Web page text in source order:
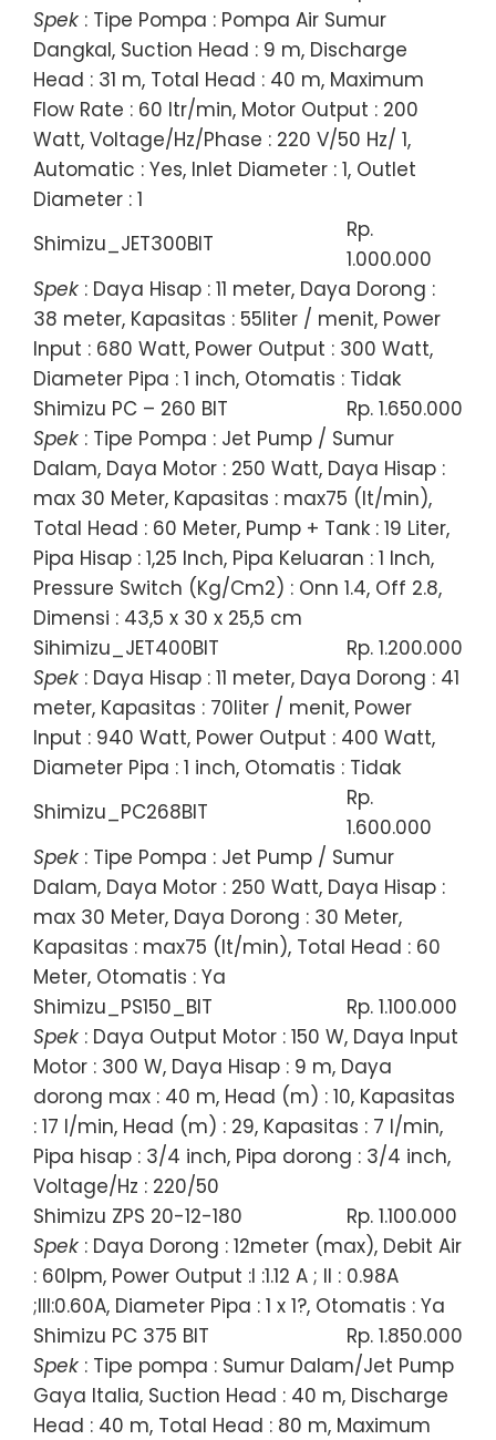
Spek : Tipe Pompa : Pompa Air Sumur
Dangkal, Suction Head : 9 m, Discharge
Head : 31 m, Total Head : 40 m, Maximum
Flow Rate : 60 ltr/min, Motor Output : 200
Watt, Voltage/Hz/Phase : 220 V/50 Hz/ 1,
Automatic : Yes, Inlet Diameter : 1, Outlet
Diameter : 1
Shimizu_JET300BIT
Rp.
1.000.000
Spek : Daya Hisap : 11 meter, Daya Dorong :
38 meter, Kapasitas : 55liter / menit, Power
Input : 680 Watt, Power Output : 300 Watt,
Diameter Pipa : 1 inch, Otomatis : Tidak
Shimizu PC – 260 BIT
Rp. 1.650.000
Spek : Tipe Pompa : Jet Pump / Sumur
Dalam, Daya Motor : 250 Watt, Daya Hisap :
max 30 Meter, Kapasitas : max75 (lt/min),
Total Head : 60 Meter, Pump + Tank : 19 Liter,
Pipa Hisap : 1,25 Inch, Pipa Keluaran : 1 Inch,
Pressure Switch (Kg/Cm2) : Onn 1.4, Off 2.8,
Dimensi : 43,5 x 30 x 25,5 cm
Sihimizu_JET400BIT
Rp. 1.200.000
Spek : Daya Hisap : 11 meter, Daya Dorong : 41
meter, Kapasitas : 70liter / menit, Power
Input : 940 Watt, Power Output : 400 Watt,
Diameter Pipa : 1 inch, Otomatis : Tidak
Shimizu_PC268BIT
Rp.
1.600.000
Spek : Tipe Pompa : Jet Pump / Sumur
Dalam, Daya Motor : 250 Watt, Daya Hisap :
max 30 Meter, Daya Dorong : 30 Meter,
Kapasitas : max75 (lt/min), Total Head : 60
Meter, Otomatis : Ya
Shimizu_PS150_BIT
Rp. 1.100.000
Spek : Daya Output Motor : 150 W, Daya Input
Motor : 300 W, Daya Hisap : 9 m, Daya
dorong max : 40 m, Head (m) : 10, Kapasitas
: 17 l/min, Head (m) : 29, Kapasitas : 7 l/min,
Pipa hisap : 3/4 inch, Pipa dorong : 3/4 inch,
Voltage/Hz : 220/50
Shimizu ZPS 20-12-180
Rp. 1.100.000
Spek : Daya Dorong : 12meter (max), Debit Air
: 60lpm, Power Output :I :1.12 A ; II : 0.98A
;III:0.60A, Diameter Pipa : 1 x 1?, Otomatis : Ya
Shimizu PC 375 BIT
Rp. 1.850.000
Spek : Tipe pompa : Sumur Dalam/Jet Pump
Gaya Italia, Suction Head : 40 m, Discharge
Head : 40 m, Total Head : 80 m, Maximum